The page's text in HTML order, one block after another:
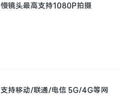
慢镜头最高支持1080P拍摄
支持移动/联通/电信 5G/4G等网